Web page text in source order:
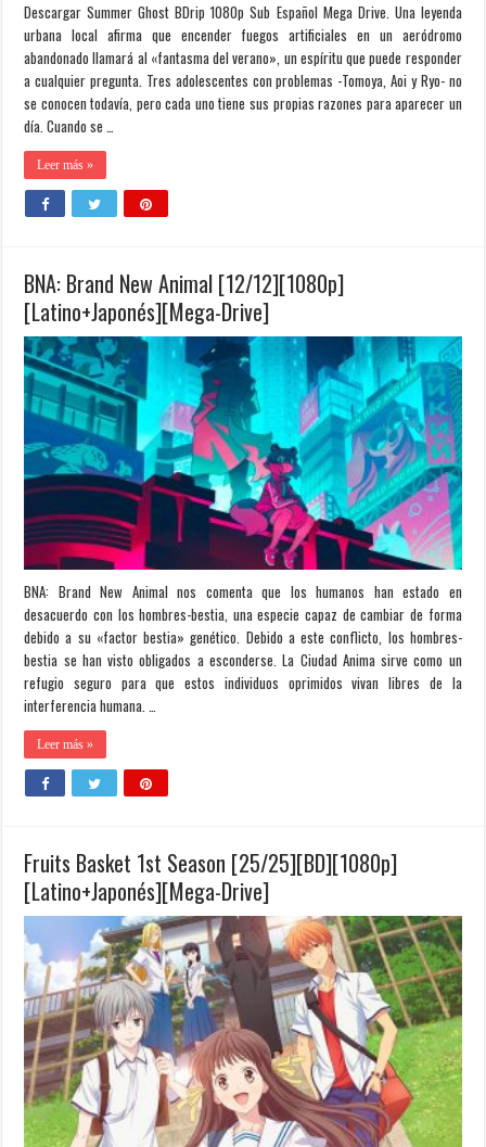
Descargar Summer Ghost BDrip 1080p Sub Español Mega Drive. Una leyenda
urbana local afirma que encender fuegos artificiales en un aeródromo
abandonado llamará al «fantasma del verano», un espíritu que puede responder
a cualquier pregunta. Tres adolescentes con problemas -Tomoya, Aoi y Ryo- no
se conocen todavía, pero cada uno tiene sus propias razones para aparecer un
día. Cuando se …
Leer más »
BNA: Brand New Animal [12/12][1080p]
[Latino+Japonés][Mega-Drive]
BNA: Brand New Animal nos comenta que los humanos han estado en
desacuerdo con los hombres-bestia, una especie capaz de cambiar de forma
debido a su «factor bestia» genético. Debido a este conflicto, los hombres-
bestia se han visto obligados a esconderse. La Ciudad Anima sirve como un
refugio seguro para que estos individuos oprimidos vivan libres de la
interferencia humana. …
Leer más »
Fruits Basket 1st Season [25/25][BD][1080p]
[Latino+Japonés][Mega-Drive]